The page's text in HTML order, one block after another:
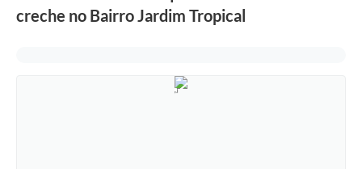
creche no Bairro Jardim Tropical